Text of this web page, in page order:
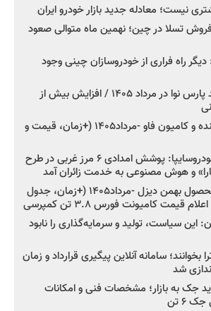
نیست؛ معادله جدید بازار خودرو ایران
فروش تسلا در چین؛ نهمین ماه متوالی صعود
راه فراری از خودروسازان چینی وجود
اعلام قیمت جدید پارس نوا در مرداد ۱۴۰۵ / افزایش بیش از
شروع فروش کشنده و کامیون فاو -مرداد۱۴۰۵ (+زمان، قیمت و
مدیرعامل امدادخودروسایپا: پوشش امدادی ۶ مرز غربی در طرح
شروع فروش ۸ محصول بهمن دیزل -مرداد۱۴۰۵ (+زمان، جدول
قیمت کامیونت فورس ۳.۸ تن کمپرسی
این سیاست، تولید و سرمایه‌گذاری را نابود
بخوانند؛ سامانه آنلاین پیگیری قرارداد و زمان
شد
جک به بازار؛ مشخصات فنی و امکانات
۶ تن